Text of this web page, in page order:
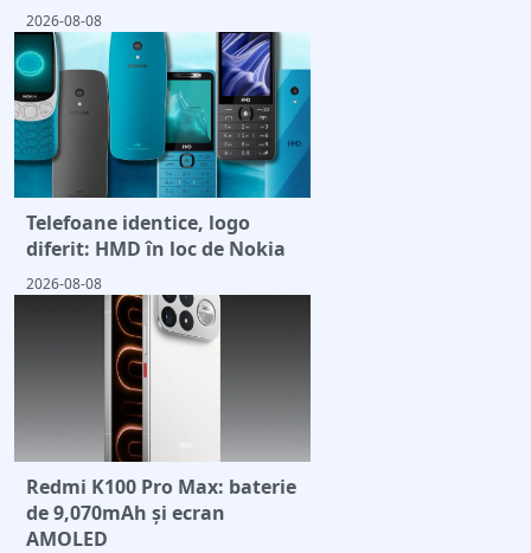
2026-08-08
Telefoane identice, logo
diferit: HMD în loc de Nokia
2026-08-08
Redmi K100 Pro Max: baterie
de 9,070mAh și ecran
AMOLED